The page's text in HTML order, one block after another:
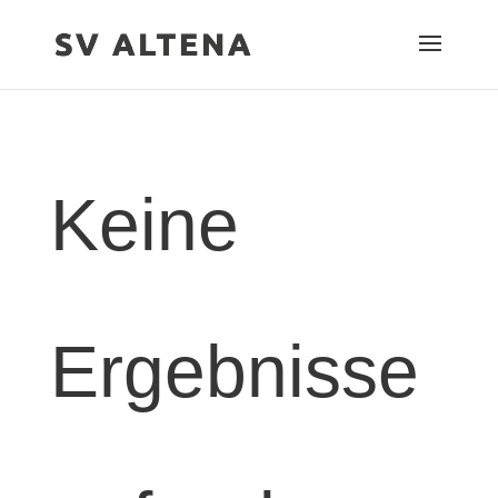
Keine
Ergebnisse